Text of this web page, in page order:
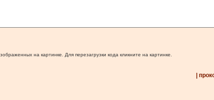
на картинке. Для перезагрузки кода кликните на картинке.
|